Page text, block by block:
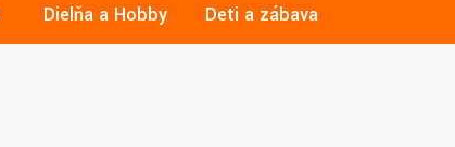
Dielňa a Hobby Deti a zábava